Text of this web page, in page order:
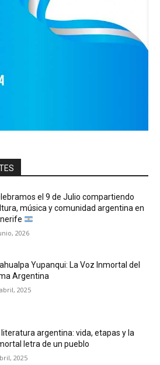
el 9 de Julio compartiendo
música y comunidad argentina en
2026
Yupanqui: La Voz Inmortal del
Argentina
2025
literatura argentina: vida, etapas y la
letra de un pueblo
2025